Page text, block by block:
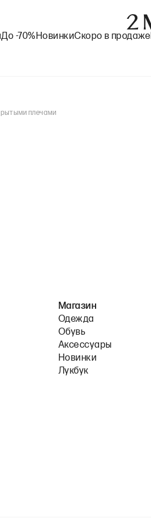
До -70%НовинкиСкоро в продаже
плечами
Магазин
Одежда
Обувь
Аксессуары
Новинки
Лукбук